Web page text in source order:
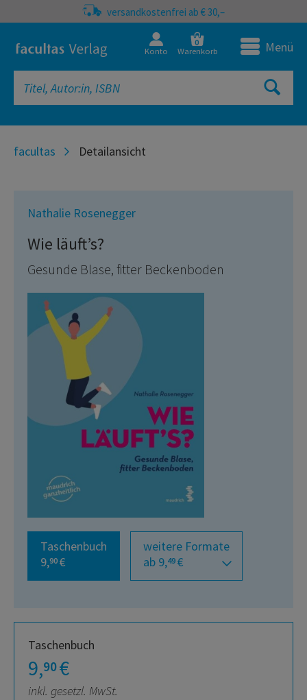
versandkostenfrei ab € 30,–
Konto
0
Warenkorb Menü
facultas Detailansicht
Nathalie Rosenegger
Wie läuft’s?
Gesunde Blase, fitter Beckenboden
Taschenbuch
9,90 €
weitere Formate
ab 9,49 €
Taschenbuch
9,90€
inkl. gesetzl. MwSt.